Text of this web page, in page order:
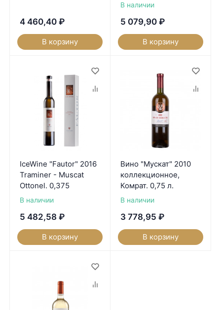
4 460,40 ₽
В корзину
В наличии
5 079,90 ₽
В корзину
IceWine "Fautor" 2016
Traminer - Muscat
Ottonel. 0,375
В наличии
5 482,58 ₽
В корзину
Вино "Мускат" 2010
коллекционное,
Комрат. 0,75 л.
В наличии
3 778,95 ₽
В корзину